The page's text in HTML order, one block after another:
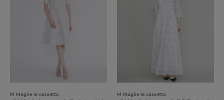
M Maglie le cassetto
M Maglie le cassetto